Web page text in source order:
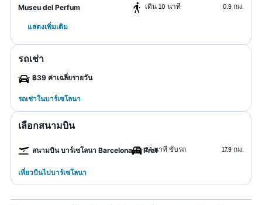
Museu del Perfum เดิน 10 นาที 0.9 กม.
แสดงเพิ่มเติม
รถเช่า
฿39 ค่าเฉลี่ยรายวัน
รถเช่าในบาร์เซโลนา
เลือกสนามบิน
สนามบิน บาร์เซโลนา Barcelona-El Prat24 นาที ขับรถ 17.9 กม.
เที่ยวบินไปบาร์เซโลนา